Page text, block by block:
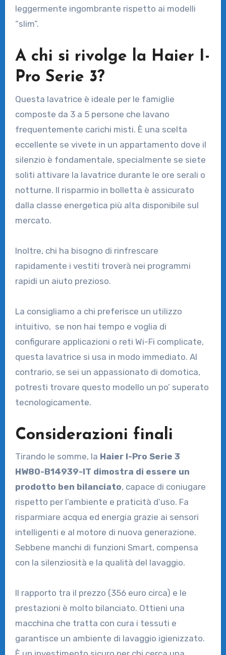
leggermente ingombrante rispetto ai modelli
“slim”.
A chi si rivolge la Haier I-
Pro Serie 3?
Questa lavatrice è ideale per le famiglie
composte da 3 a 5 persone che lavano
frequentemente carichi misti. È una scelta
eccellente se vivete in un appartamento dove il
silenzio è fondamentale, specialmente se siete
soliti attivare la lavatrice durante le ore serali o
notturne. Il risparmio in bolletta è assicurato
dalla classe energetica più alta disponibile sul
mercato.
Inoltre, chi ha bisogno di rinfrescare
rapidamente i vestiti troverà nei programmi
rapidi un aiuto prezioso.
La consigliamo a chi preferisce un utilizzo
intuitivo, se non hai tempo e voglia di
configurare applicazioni o reti Wi-Fi complicate,
questa lavatrice si usa in modo immediato. Al
contrario, se sei un appassionato di domotica,
potresti trovare questo modello un po’ superato
tecnologicamente.
Considerazioni finali
Tirando le somme, la Haier I-Pro Serie 3
HW80-B14939-IT dimostra di essere un
prodotto ben bilanciato, capace di coniugare
rispetto per l’ambiente e praticità d’uso. Fa
risparmiare acqua ed energia grazie ai sensori
intelligenti e al motore di nuova generazione.
Sebbene manchi di funzioni Smart, compensa
con la silenziosità e la qualità del lavaggio.
Il rapporto tra il prezzo (356 euro circa) e le
prestazioni è molto bilanciato. Ottieni una
macchina che tratta con cura i tessuti e
garantisce un ambiente di lavaggio igienizzato.